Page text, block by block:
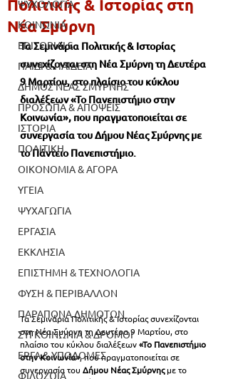
ΨΥΧΟΛΟΓΙΑ
ΚΟΙΝΩΝΙΑ
EDITORIALS
ΠΑΙΔΙ & ΠΑΙΔΕΙΑ
ΔΗΜΟΣ ΝΕΑΣ ΣΜΥΡΝΗΣ
ΠΡΟΣΩΠΑ & ΑΠΟΨΕΙΣ
ΙΣΤΟΡΙΑ
ΠΟΛΙΤΙΚΗ
ΟΙΚΟΝΟΜΙΑ & ΑΓΟΡΑ
ΥΓΕΙΑ
ΨΥΧΑΓΩΓΙΑ
ΕΡΓΑΣΙΑ
ΕΚΚΛΗΣΙΑ
ΕΠΙΣΤΗΜΗ & ΤΕΧΝΟΛΟΓΙΑ
ΦΥΣΗ & ΠΕΡΙΒΑΛΛΟΝ
ΠΑΡΑΠΟΝΑ ΔΗΜΟΤΩΝ
ΣΥΓΚΟΙΝΩΝΙΑ & ΔΡΟΜΟΙ
ΕΡΓΑ & ΥΠΟΔΟΜΕΣ
ΦΙΛΟΖΩΙΑ
Πολιτικής & Ιστορίας στη
Νέα Σμύρνη
Τα Σεμινάρια Πολιτικής & Ιστορίας
συνεχίζονται στη Νέα Σμύρνη τη Δευτέρα
9 Μαρτίου, στο πλαίσιο του κύκλου
διαλέξεων «Το Πανεπιστήμιο στην
Κοινωνία», που πραγματοποιείται σε
συνεργασία του Δήμου Νέας Σμύρνης με
το Πάντειο Πανεπιστήμιο.
Τα Σεμινάρια Πολιτικής & Ιστορίας συνεχίζονται
στη Νέα Σμύρνη τη Δευτέρα 9 Μαρτίου, στο
πλαίσιο του κύκλου διαλέξεων «Το Πανεπιστήμιο
στην Κοινωνία», που πραγματοποιείται σε
συνεργασία του Δήμου Νέας Σμύρνης με το